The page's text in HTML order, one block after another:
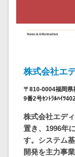
株式会社エ
〒810-0004福岡県
9番2号ｾﾝﾄﾗﾙﾊｲﾂ402
株式会社エデ
置き、1996年
す。システム
開発を主力事